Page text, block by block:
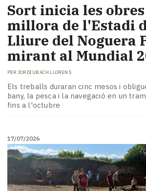
​Sort inicia les
millora de l'Estadi
Lliure del Noguera
mirant al Mundial
PER JORDI UBACH LLORENS
Els treballs duraran cinc mesos i
bany, la pesca i la navegació en un
fins a l'octubre
17/07/2026